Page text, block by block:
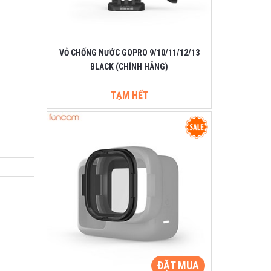
VỎ CHỐNG NƯỚC GOPRO 9/10/11/12/13
BLACK (CHÍNH HÃNG)
TẠM HẾT
ĐẶT MUA